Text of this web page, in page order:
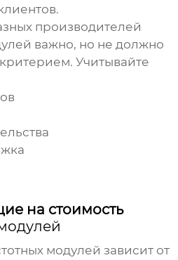
производителей
важно, но не должно
Учитывайте
на стоимость
модулей зависит от